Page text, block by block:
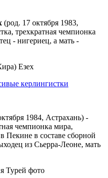
(род. 17 октября 1983,
трехкратная чемпионка
- нигериец, а мать -
керлингистки
1984, Астрахань) -
чемпионка мира,
Пекине в составе сборной
из Сьерра-Леоне, мать